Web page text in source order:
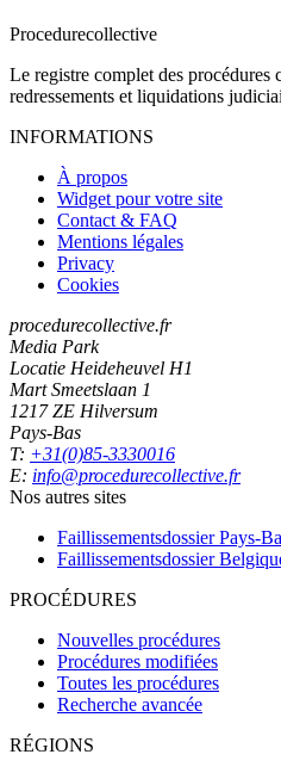
Procedurecollective
Le registre complet des
redressements et liquidations
INFORMATIONS
À propos
Widget pour votre site
Contact & FAQ
Mentions légales
Privacy
Cookies
procedurecollective.fr
Media Park
Locatie Heideheuvel H1
Mart Smeetslaan 1
1217 ZE Hilversum
Pays-Bas
T: +31(0)85-3330016
E: info@procedurecollective.fr
Nos autres sites
Faillissementsdossier Pays-
Faillissementsdossier
PROCÉDURES
Nouvelles procédures
Procédures modifiées
Toutes les procédures
Recherche avancée
RÉGIONS